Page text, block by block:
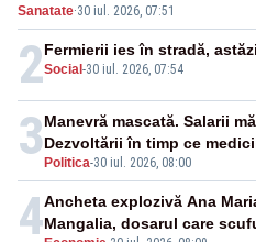
Sanatate·30 iul. 2026, 07:51
2Social -30 iul. 2026, 07:54
Fermierii ies în stradă,
3 Politica-30 iul. 2026, 08:00
Manevră mascată. Salarii
Dezvoltării în timp ce
4Ancheta explozivă Ana
Mangalia, dosarul care